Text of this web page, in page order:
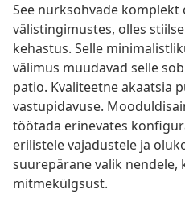
See nurksohvade komplekt
välistingimustes, olles
kehastus. Selle
välimus muudavad selle
patio. Kvaliteetne akaatsia
vastupidavuse.
töötada erinevates
erilistele vajadustele ja
suurepärane valik nendele,
mitmekülgsust.